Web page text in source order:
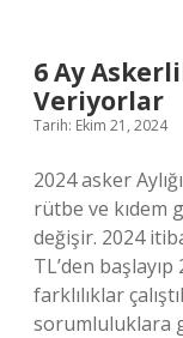
6 Ay
Veriyorlar
Tarih: Ekim 21, 2024
2024 asker
rütbe ve kıdem
değişir. 2024
TL’den
farklılıklar
sorumluluklara